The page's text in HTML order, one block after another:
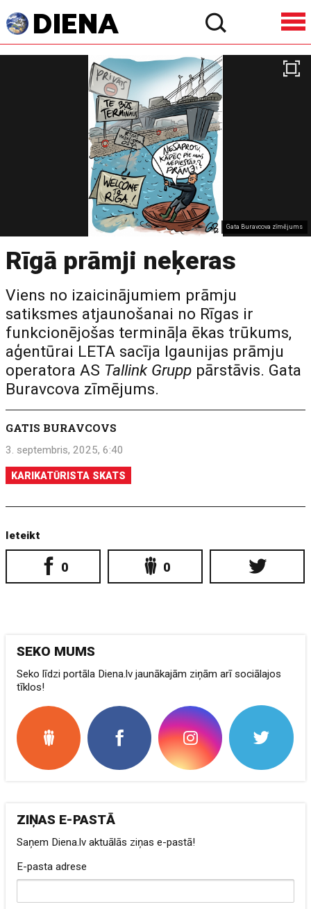
Gata Buravcova zīmējums
Rīgā prāmji neķeras
Viens no izaicinājumiem prāmju
satiksmes atjaunošanai no Rīgas ir
funkcionējošas termināļa ēkas trūkums,
aģentūrai LETA sacīja Igaunijas prāmju
operatora AS Tallink Grupp pārstāvis. Gata
Buravcova zīmējums.
GATIS BURAVCOVS
3. septembris, 2025, 6:40
KARIKATŪRISTA SKATS
Ieteikt
0 0
SEKO MUMS
Seko līdzi portāla Diena.lv jaunākajām ziņām arī sociālajos
tīklos!
ZIŅAS E-PASTĀ
Saņem Diena.lv aktuālās ziņas e-pastā!
E-pasta adrese